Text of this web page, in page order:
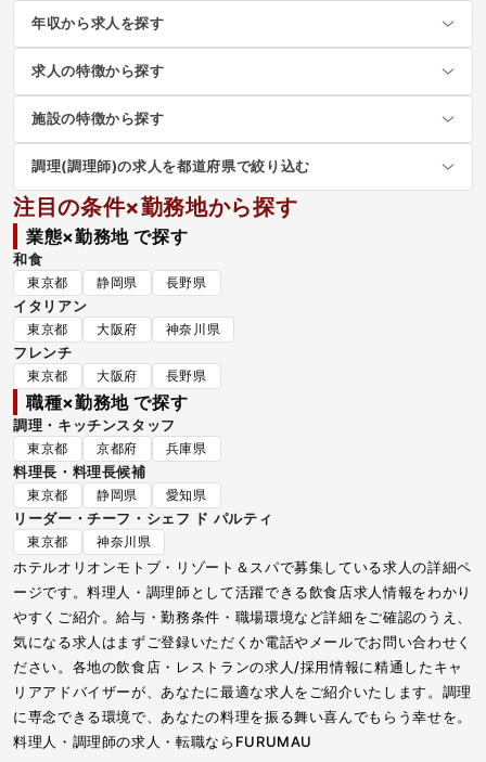
年収から求人を探す
求人の特徴から探す
施設の特徴から探す
調理(調理師)の求人を都道府県で絞り込む
注目の条件×勤務地から探す
業態×勤務地 で探す
和食
東京都 静岡県 長野県
イタリアン
東京都 大阪府 神奈川県
フレンチ
東京都 大阪府 長野県
職種×勤務地 で探す
調理・キッチンスタッフ
東京都 京都府 兵庫県
料理長・料理長候補
東京都 静岡県 愛知県
リーダー・チーフ・シェフ ド パルティ
東京都 神奈川県
ホテルオリオンモトブ・リゾート＆スパで募集している求人の詳細ペ
ージです。料理人・調理師として活躍できる飲食店求人情報をわかり
やすくご紹介。給与・勤務条件・職場環境など詳細をご確認のうえ、
気になる求人はまずご登録いただくか電話やメールでお問い合わせく
ださい。各地の飲食店・レストランの求人/採用情報に精通したキャ
リアアドバイザーが、あなたに最適な求人をご紹介いたします。調理
に専念できる環境で、あなたの料理を振る舞い喜んでもらう幸せを。
料理人・調理師の求人・転職ならFURUMAU